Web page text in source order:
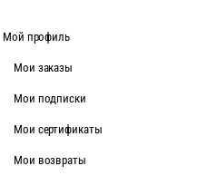
Мой профиль
Мои заказы
Мои подписки
Мои сертификаты
Мои возвраты